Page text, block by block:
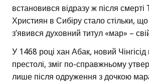
встановився відразу ж після смерті
Християн в Сибіру стало стільки, що
з’явився духовний титул «мар» –
У 1468 році хан Абак, новий
престолі, зміг по-справжньому
лише після одруження з дочкою